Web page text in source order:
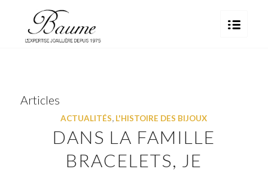
Articles
ACTUALITÉS, L'HISTOIRE DES BIJOUX
DANS LA FAMILLE
BRACELETS, JE